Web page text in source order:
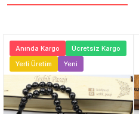
Anında Kargo
Ücretsiz Kargo
Yerli Üretim
Yeni